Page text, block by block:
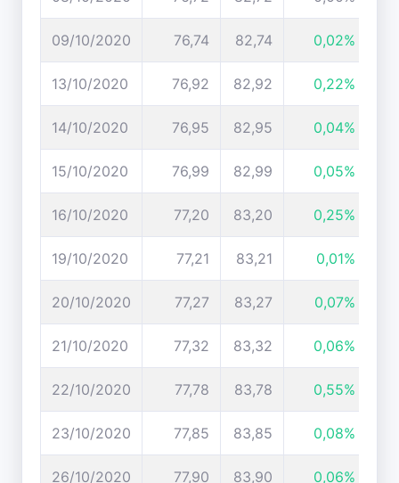
09/10/2020 76,74 82,74 0,02%
13/10/2020 76,92 82,92 0,22%
14/10/2020 76,95 82,95 0,04%
15/10/2020 76,99 82,99 0,05%
16/10/2020 77,20 83,20 0,25%
19/10/2020 77,21 83,21 0,01%
20/10/2020 77,27 83,27 0,07%
21/10/2020 77,32 83,32 0,06%
22/10/2020 77,78 83,78 0,55%
23/10/2020 77,85 83,85 0,08%
26/10/2020 77,90 83,90 0,06%